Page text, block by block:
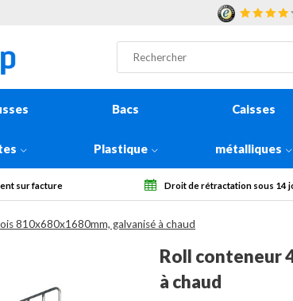
Bacs
Plastique
Caisses
métalliques
rétractation sous 14 jours Plus de 10
810x680x1680mm, galvanisé à chaud
Roll conteneur
à chaud